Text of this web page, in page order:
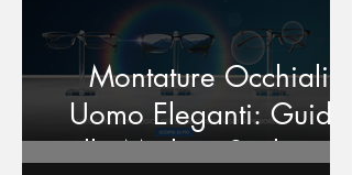
Montature Occhiali
Uomo Eleganti: Guida
alle Migliori Scelte per